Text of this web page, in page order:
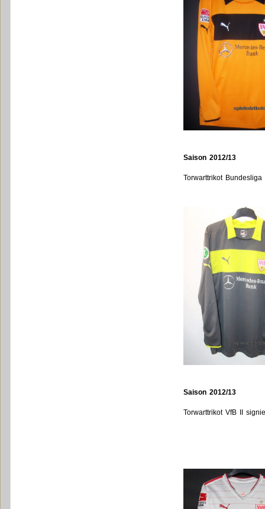
Saison 2012/13
Torwarttrikot Bundesliga
Saison 2012/13
Torwarttrikot VfB II